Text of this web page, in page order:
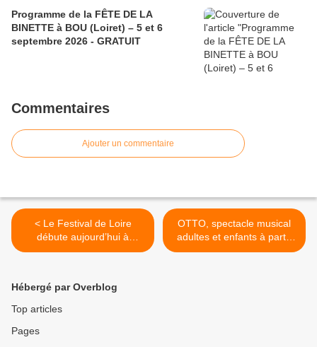
Programme de la FÊTE DE LA
BINETTE à BOU (Loiret) – 5 et 6
septembre 2026 - GRATUIT
Commentaires
Ajouter un commentaire
< Le Festival de Loire
débute aujourd’hui à
Orléans : programme des 8
OTTO, spectacle musical
adultes et enfants à partir
du CM1 - Salle des Fêtes
Hébergé par Overblog
Top articles
Pages